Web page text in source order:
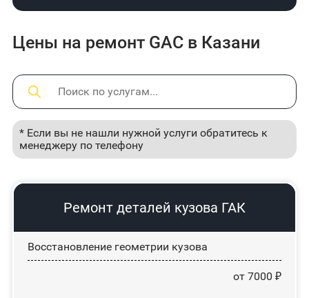
Цены на ремонт GAC в Казани
* Если вы не нашли нужной услуги обратитесь к
менеджеру по телефону
Ремонт деталей кузова ГАК
Восстановление геометрии кузова
от 7000 ₽